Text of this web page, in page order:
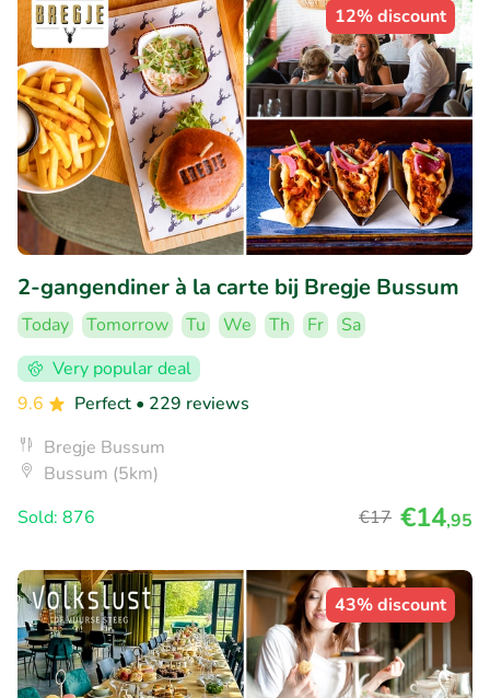
12% discount
2-gangendiner à la carte bij Bregje Bussum
Today Tomorrow Tu We Th Fr
Sa
Very popular deal
9.6
Perfect • 229 reviews
Bregje Bussum
Bussum (5km)
Sold: 876
€17 €14,95
43% discount